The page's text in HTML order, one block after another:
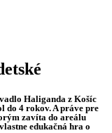
Haliganda z Košíc
do 4 rokov. A práve pre
zavíta do areálu
edukačná hra o